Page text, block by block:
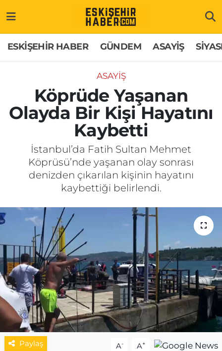
ESKİŞEHİR HABER GÜNDEM ASAYİŞ
ASAYİŞ
Köprüde Yaşanan
Olayda Bir Kişi Hayatını
Kaybetti
İstanbul’da Fatih Sultan Mehmet
Köprüsü’nde yaşanan olay sonrası
denizden çıkarılan kişinin hayatını
kaybettiği belirlendi.
Paylaş A- A+
GÜNDEM
ASAYİŞ
SİYASET
SAĞLIK
SPOR
MAGAZİN
ESKİŞEHİRSPOR
Hakkımızda
İletişim
Künye
Odunpazarı Trafik Yoğunluk Haritası
Süper Lig Puan Durumu ve Fikstür
Tüm Manşetler
Son Dakika Haberleri
Haber Arşivi